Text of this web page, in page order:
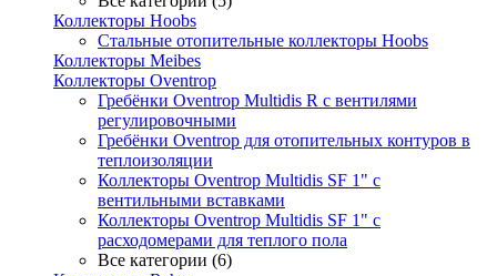
Коллекторы Hoobs
Стальные отопительные коллекторы Hoobs
Коллекторы Meibes
Коллекторы Oventrop
Гребёнки Oventrop Multidis R с вентилями
регулировочными
Гребёнки Oventrop для отопительных контуров в
теплоизоляции
Коллекторы Oventrop Multidis SF 1" с
вентильными вставками
Коллекторы Oventrop Multidis SF 1" с
расходомерами для теплого пола
Все категории (6)